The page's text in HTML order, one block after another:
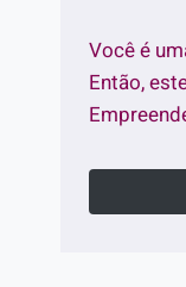
Você é
Então,